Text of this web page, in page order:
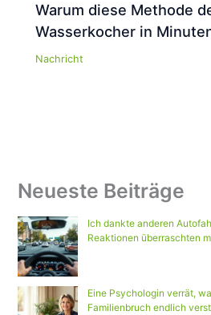
Warum diese Methode
Wasserkocher in
Nachricht
Neueste Beiträge
Ich dankte anderen
Reaktionen überraschten
Eine Psychologin verrät,
Familienbruch endlich